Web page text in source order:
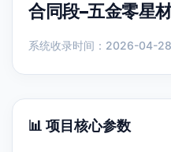
合同段–五金零星
系统收录时间：2026-04-
📊 项目核心参数